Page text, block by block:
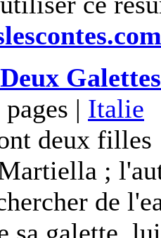
Galettes
| Italie
deux
;
de